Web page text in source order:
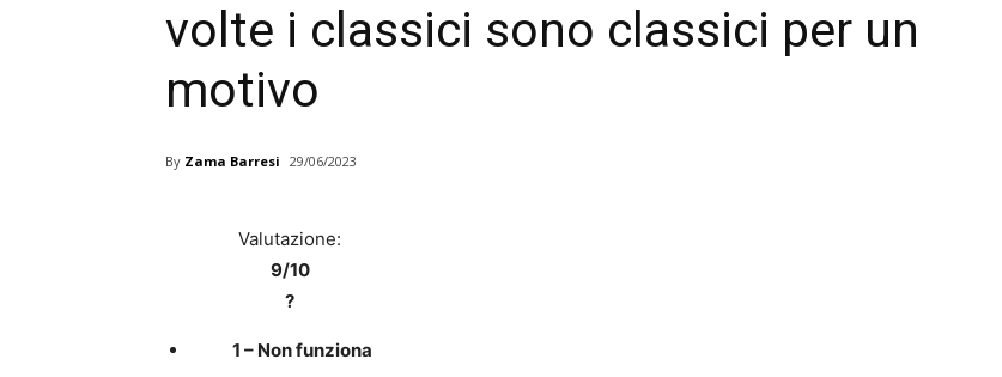
volte i classici sono classici per un
motivo
By Zama Barresi 29/06/2023
Valutazione:
9/10
?
1 – Non funziona